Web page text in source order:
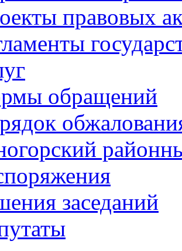
правовых
обращений
заседаний